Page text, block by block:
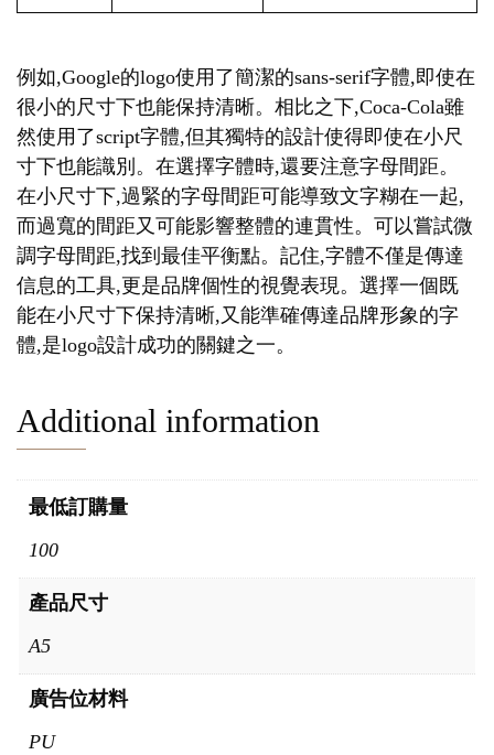
例如,Google的logo使用了簡潔的sans-serif字體,即使在
很小的尺寸下也能保持清晰。相比之下,Coca-Cola雖
然使用了script字體,但其獨特的設計使得即使在小尺
寸下也能識別。在選擇字體時,還要注意字母間距。
在小尺寸下,過緊的字母間距可能導致文字糊在一起,
而過寬的間距又可能影響整體的連貫性。可以嘗試微
調字母間距,找到最佳平衡點。記住,字體不僅是傳達
信息的工具,更是品牌個性的視覺表現。選擇一個既
能在小尺寸下保持清晰,又能準確傳達品牌形象的字
體,是logo設計成功的關鍵之一。
Additional information
最低訂購量
100
產品尺寸
A5
廣告位材料
PU